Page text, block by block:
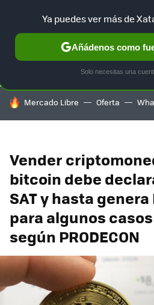
SELECCIÓN GAMING HOME
HOY SE HABLA DE
Mercado Libre Oferta
Vender
bitcoin debe
SAT y hasta genera
para algunos
según PRODECON
Ya puedes ver más de
Añádenos como
Solo necesitas una